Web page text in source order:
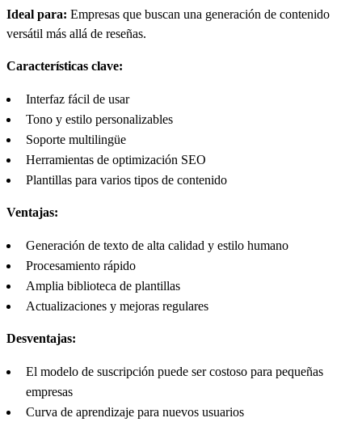
Ideal para: Empresas que buscan una generación de contenido
versátil más allá de reseñas.
Características clave:
Interfaz fácil de usar
Tono y estilo personalizables
Soporte multilingüe
Herramientas de optimización SEO
Plantillas para varios tipos de contenido
Ventajas:
Generación de texto de alta calidad y estilo humano
Procesamiento rápido
Amplia biblioteca de plantillas
Actualizaciones y mejoras regulares
Desventajas:
El modelo de suscripción puede ser costoso para pequeñas
empresas
Curva de aprendizaje para nuevos usuarios